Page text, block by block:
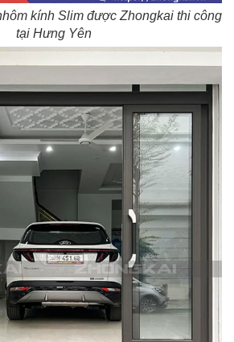
kính Slim được Zhongkai thi công
tại Hưng Yên